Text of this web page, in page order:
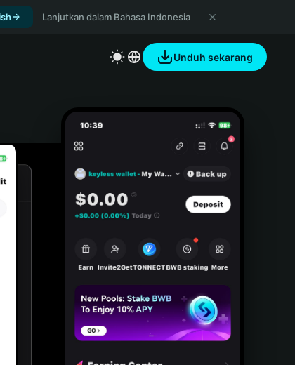
Lanjutkan dalam Bahasa Indonesia
Unduh sekarang